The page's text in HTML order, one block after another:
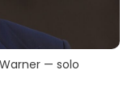
— solo